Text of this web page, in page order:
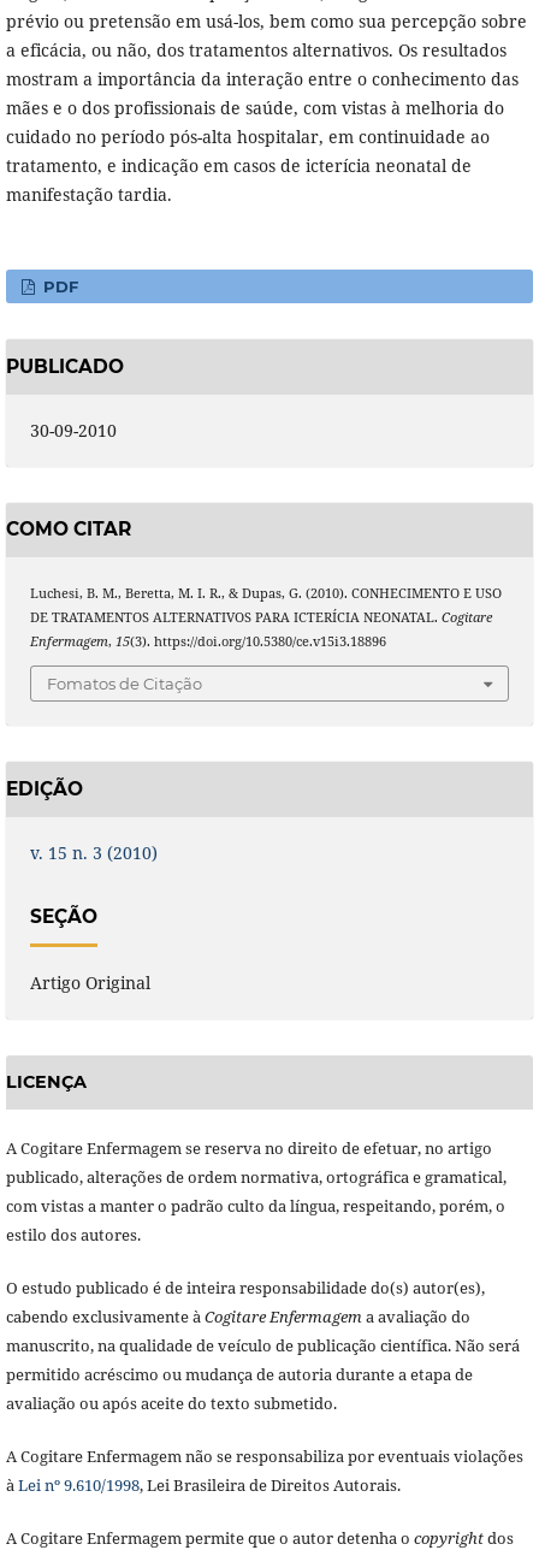
prévio ou pretensão em usá-los, bem como sua percepção sobre
a eficácia, ou não, dos tratamentos alternativos. Os resultados
mostram a importância da interação entre o conhecimento das
mães e o dos profissionais de saúde, com vistas à melhoria do
cuidado no período pós-alta hospitalar, em continuidade ao
tratamento, e indicação em casos de icterícia neonatal de
manifestação tardia.
PDF
PUBLICADO
30-09-2010
COMO CITAR
Luchesi, B. M., Beretta, M. I. R., & Dupas, G. (2010). CONHECIMENTO E USO
DE TRATAMENTOS ALTERNATIVOS PARA ICTERÍCIA NEONATAL. Cogitare
Enfermagem, 15(3). https://doi.org/10.5380/ce.v15i3.18896
Fomatos de Citação
EDIÇÃO
v. 15 n. 3 (2010)
SEÇÃO
Artigo Original
LICENÇA
A Cogitare Enfermagem se reserva no direito de efetuar, no artigo
publicado, alterações de ordem normativa, ortográfica e gramatical,
com vistas a manter o padrão culto da língua, respeitando, porém, o
estilo dos autores.
O estudo publicado é de inteira responsabilidade do(s) autor(es),
cabendo exclusivamente àCogitare Enfermagema avaliação do
manuscrito, na qualidade de veículo de publicação científica. Não será
permitido acréscimo ou mudança de autoria durante a etapa de
avaliação ou após aceite do texto submetido.
A Cogitare Enfermagem não se responsabiliza por eventuais violações
àLei nº 9.610/1998, Lei Brasileira de Direitos Autorais.
A Cogitare Enfermagem permite que o autor detenha o copyrightdos